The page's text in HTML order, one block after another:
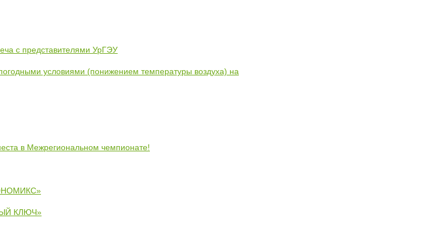
с представителями УрГЭУ
условиями (понижением температуры воздуха) на
в Межрегиональном чемпионате!
КЛЮЧ»